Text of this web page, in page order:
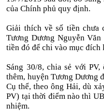
của Chính phủ quy định.
Giải thích về số tiền chưa
Tương Dương Nguyễn
tiền đó để chi vào mục đích
Sáng 30/8, chia sẻ với
thêm, huyện Tương Dương
Cụ thể, theo ông Hải, dù
PV) tại thời điểm nào thì
nhiệm.